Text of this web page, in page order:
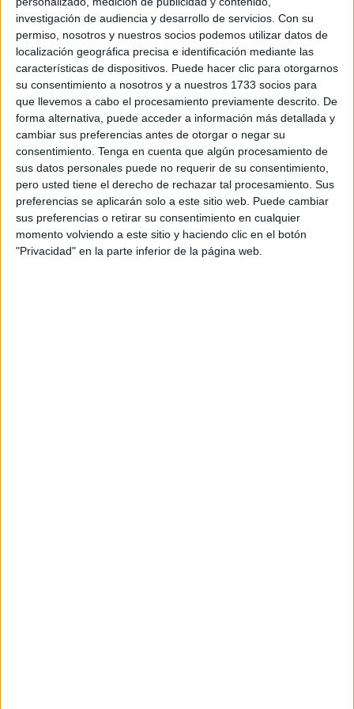
investigación de audiencia y desarrollo de servicios. Con su
permiso, nosotros y nuestros socios podemos utilizar datos de
localización geográfica precisa e identificación mediante las
características de dispositivos. Puede hacer clic para otorgarnos
su consentimiento a nosotros y a nuestros 1733 socios para
que llevemos a cabo el procesamiento previamente descrito. De
forma alternativa, puede acceder a información más detallada y
cambiar sus preferencias antes de otorgar o negar su
consentimiento. Tenga en cuenta que algún procesamiento de
sus datos personales puede no requerir de su consentimiento,
pero usted tiene el derecho de rechazar tal procesamiento. Sus
preferencias se aplicarán solo a este sitio web. Puede cambiar
sus preferencias o retirar su consentimiento en cualquier
momento volviendo a este sitio y haciendo clic en el botón
"Privacidad" en la parte inferior de la página web.
Desde aquel momento se han llevado a cabo actuaciones
en la línea y en el camino de fortalecer nuestra seguridad,
nuestra estabilidad, integridad territorial y soberanía.